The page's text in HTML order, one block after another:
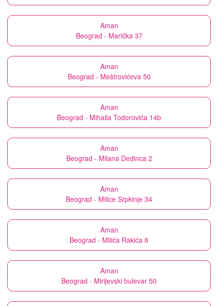
Aman
Beograd - Marička 37
Aman
Beograd - Meštrovićeva 50
Aman
Beograd - Mihaila Todorovića 14b
Aman
Beograd - Milana Dedinca 2
Aman
Beograd - Milice Srpkinje 34
Aman
Beograd - Milića Rakića 8
Aman
Beograd - Mirijevski bulevar 50